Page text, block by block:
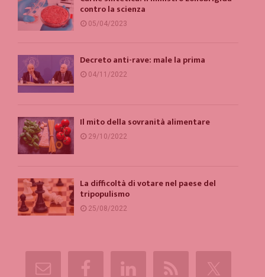
contro la scienza
05/04/2023
Decreto anti-rave: male la prima
04/11/2022
Il mito della sovranità alimentare
29/10/2022
La difficoltà di votare nel paese del
tripopulismo
25/08/2022